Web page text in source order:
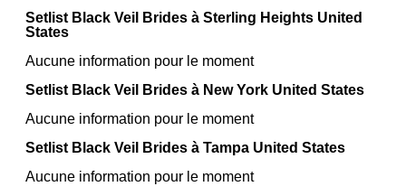
Setlist Black Veil Brides à Sterling Heights United
States
Aucune information pour le moment
Setlist Black Veil Brides à New York United States
Aucune information pour le moment
Setlist Black Veil Brides à Tampa United States
Aucune information pour le moment